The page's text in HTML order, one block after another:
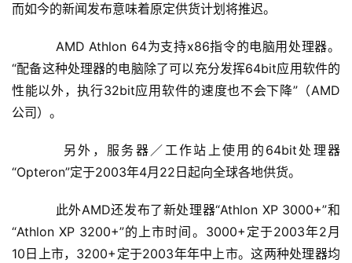
而如今的新闻发布意味着原定供货计划将推迟。
AMD Athlon 64为支持x86指令的电脑用处理器。
“配备这种处理器的电脑除了可以充分发挥64bit应用软件的
性能以外，执行32bit应用软件的速度也不会下降”（AMD
公司）。
另外，服务器／工作站上使用的64bit处理器
“Opteron”定于2003年4月22日起向全球各地供货。
此外AMD还发布了新处理器“Athlon XP 3000+”和
“Athlon XP 3200+”的上市时间。3000+定于2003年2月
10日上市，3200+定于2003年年中上市。这两种处理器均